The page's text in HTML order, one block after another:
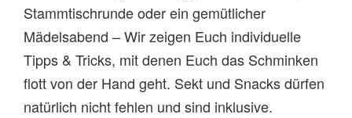
Stammtischrunde oder ein gemütlicher
Mädelsabend – Wir zeigen Euch individuelle
Tipps & Tricks, mit denen Euch das Schminken
flott von der Hand geht. Sekt und Snacks dürfen
natürlich nicht fehlen und sind inklusive.